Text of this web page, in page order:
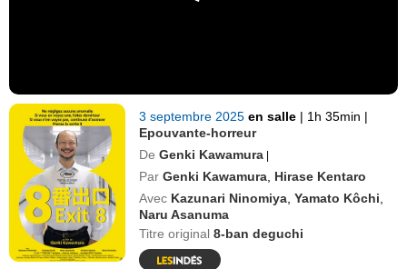
3 septembre 2025en salle | 1h 35min |
Epouvante-horreur
De Genki Kawamura |
Par Genki Kawamura Hirase Kentaro
Avec Kazunari Ninomiya ,Yamato Kôchi
Naru Asanuma
Titre original8-ban deguchi